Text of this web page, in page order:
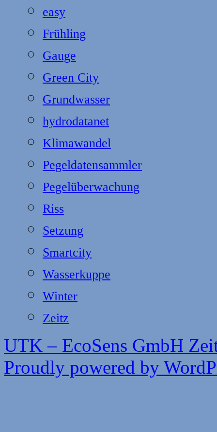
easy
Frühling
Gauge
Green City
Grundwasser
hydrodatanet
Klimawandel
Pegeldatensammler
Pegelüberwachung
Riss
Setzung
Smartcity
Wasserkuppe
Winter
Zeitz
UTK – EcoSens GmbH
Proudly powered by